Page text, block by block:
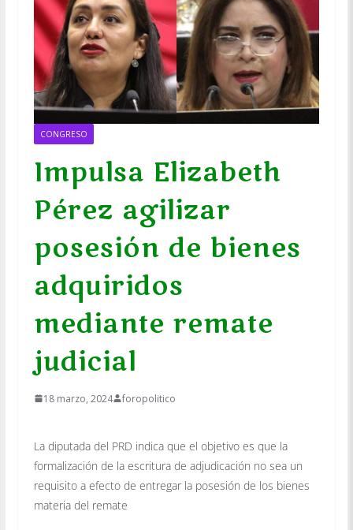
CONGRESO
Impulsa Elizabeth
Pérez agilizar
posesión de bienes
adquiridos
mediante remate
judicial
18 marzo, 2024 foropolitico
La diputada del PRD indica que el objetivo es que la
formalización de la escritura de adjudicación no sea un
requisito a efecto de entregar la posesión de los bienes
materia del remate